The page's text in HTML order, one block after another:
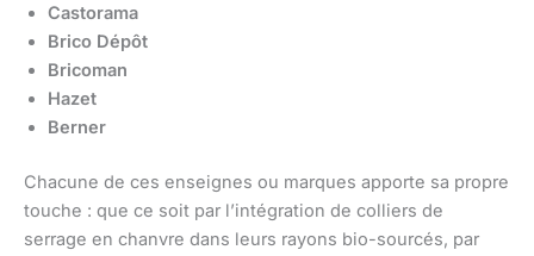
Castorama
Brico Dépôt
Bricoman
Hazet
Berner
Chacune de ces enseignes ou marques apporte sa propre
touche : que ce soit par l’intégration de colliers de
serrage en chanvre dans leurs rayons bio-sourcés, par